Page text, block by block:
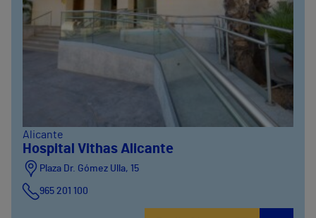
Alicante
Hospital Vithas Alicante
Plaza Dr. Gómez Ulla, 15
965 201 100